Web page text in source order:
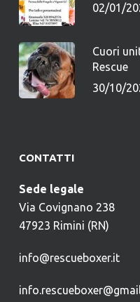
02/01/
Cuori
Rescue
30/10/
CONTATTI
Sede legale
Via Covignano 238
47923 Rimini (RN)
info@rescueboxer.it